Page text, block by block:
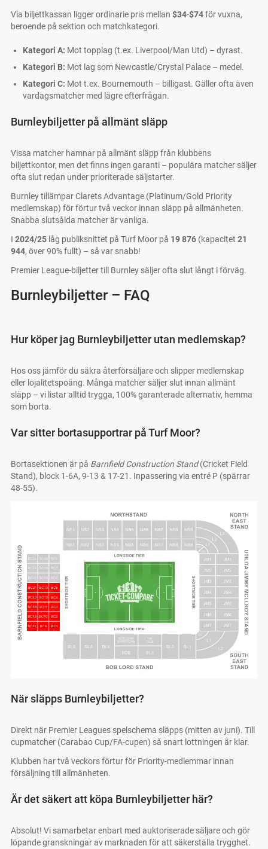
Via biljettkassan ligger ordinarie pris mellan $34-$74för vuxna,
beroende på sektion och matchkategori.
Kategori A: Mot topplag (t.ex. Liverpool/Man Utd) – dyrast.
Kategori B: Mot lag som Newcastle/Crystal Palace – medel.
Kategori C: Mot t.ex. Bournemouth – billigast. Gäller ofta även
vardagsmatcher med lägre efterfrågan.
Burnleybiljetter på allmänt släpp
Vissa matcher hamnar på allmänt släpp från klubbens
biljettkontor, men det finns ingen garanti – populära matcher säljer
ofta slut redan under prioriterade säljstarter.
Burnley tillämpar Clarets Advantage (Platinum/Gold Priority
medlemskap) för förtur två veckor innan släpp på allmänheten.
Snabba slutsålda matcher är vanliga.
I 2024/25 låg publiksnittet på Turf Moor på 19 876 (kapacitet 21
944, över 90% fullt) – så var snabb!
Premier League-biljetter till Burnley säljer ofta slut långt i förväg.
Burnleybiljetter – FAQ
Hur köper jag Burnleybiljetter utan medlemskap?
Hos oss jämför du säkra återförsäljare och slipper medlemskap
eller lojalitetspoäng. Många matcher säljer slut innan allmänt
släpp – vi listar alltid trygga, 100% garanterade alternativ, hemma
som borta.
Var sitter bortasupportrar på Turf Moor?
Bortasektionen är på Barnfield Construction Stand(Cricket Field
Stand), block 1-6A, 9-13 & 17-21. Inpassering via entré P (spärrar
48-55).
När släpps Burnleybiljetter?
Direkt när Premier Leagues spelschema släpps (mitten av juni). Till
cupmatcher (Carabao Cup/FA-cupen) så snart lottningen är klar.
Klubben har två veckors förtur för Priority-medlemmar innan
försäljning till allmänheten.
Är det säkert att köpa Burnleybiljetter här?
Absolut! Vi samarbetar enbart med auktoriserade säljare och gör
löpande granskningar av marknaden för att säkerställa trygghet.